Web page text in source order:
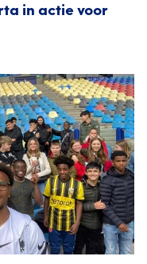
in actie voor